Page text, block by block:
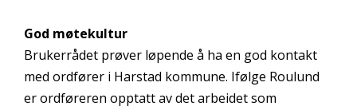
God møtekultur
Brukerrådet prøver løpende å ha en god kontakt
med ordfører i Harstad kommune. Ifølge Roulund
er ordføreren opptatt av det arbeidet som